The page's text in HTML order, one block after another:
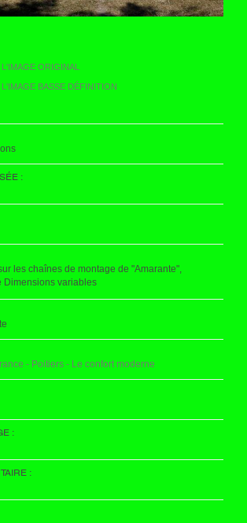
ORIGINAL
BASSE DÉFINITION
:
les chaînes de montage de "Amarante",
Dimensions variables
- Poitiers - Le confort moderne
:
: